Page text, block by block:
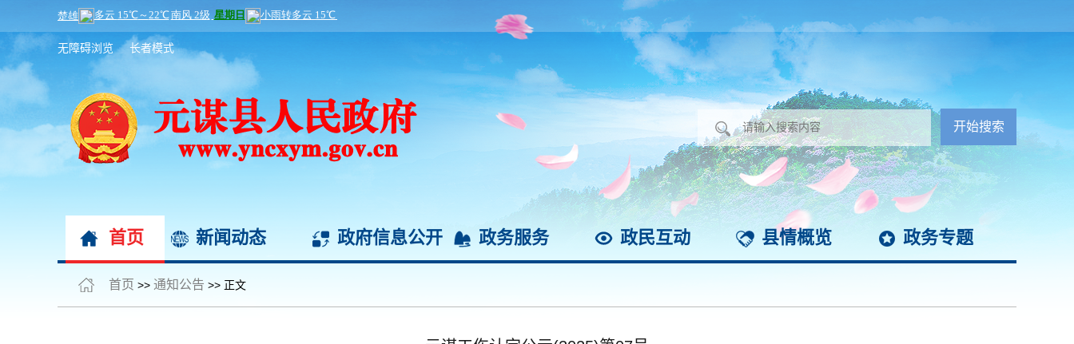
无障碍浏览 长者模式
首页 新闻动态 政府信息公开 政务服务 政民互动 县情概览 政务专题
首页 >> 通知公告 >> 正文